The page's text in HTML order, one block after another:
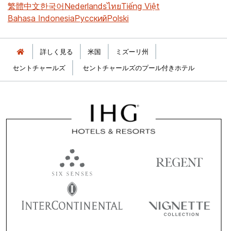
繁體中文한국어NederlandsไทยTiếng Việt
Bahasa IndonesiaРусскийPolski
詳しく見る 米国
ミズーリ州
セントチャールズ
セントチャールズのプール付きホテル